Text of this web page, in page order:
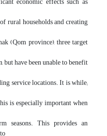
rural households and creating
(Qom province), three target
have been unable to benefit
service locations. It is while;
is especially important when
seasons. This provides an